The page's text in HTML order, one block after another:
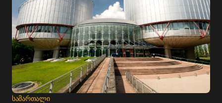
ᲡᲐᲛᲐᲠᲗᲐᲚᲘ